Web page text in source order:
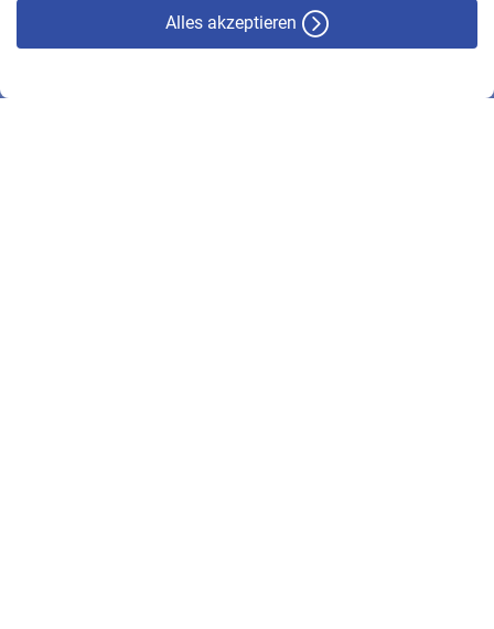
Alles akzeptieren
© VBL 2026